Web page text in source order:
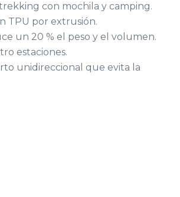
con mochila y camping.
TPU por extrusión.
un 20 % el peso y el volumen.
estaciones.
unidireccional que evita la